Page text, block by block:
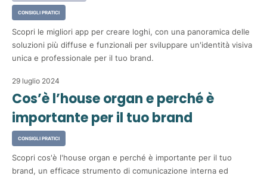
CONSIGLI PRATICI
Scopri le migliori app per creare loghi, con una panoramica delle
soluzioni più diffuse e funzionali per sviluppare un'identità visiva
unica e professionale per il tuo brand.
29 luglio 2024
Cos’è l’house organ e perché è
importante per il tuo brand
CONSIGLI PRATICI
Scopri cos'è l'house organ e perché è importante per il tuo
brand, un efficace strumento di comunicazione interna ed